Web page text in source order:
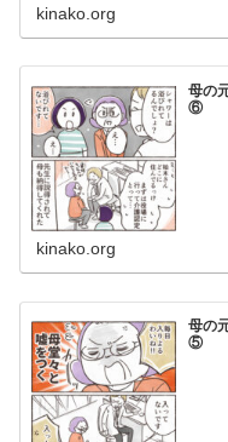
kinako.org
母の
⑥
kinako.org
母の
⑤